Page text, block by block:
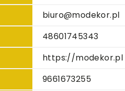
biuro@modekor.pl
48601745343
https://modekor.pl
9661673255